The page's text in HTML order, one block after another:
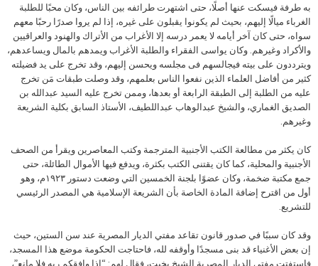
به طرفة فيسكت عنها أصلًا، حتى اشتهرت طرائفه بين الناس، وكان محبًا للطلبة
الغرباء ميالًا إليهم، بحيث لم يكونوا يقبلون على غيره، إذا لم يروا صدرًا رحبًا معهم
سواه، حتى كان آخر أيامه لا يعمر درسه إلا الأغراب من الأتراك والهنود والعراقيين
والأكراد وغيرهم. وكان يواسى الفقراء والطلبة الأغراب ويمدهم بالمال ويساعدهم،
ويترددون على بيته فيجالسهم فى مجلسه ويحسن إليهم، وقد تخرج على يد فضيلته
كثير من أفاضل العلماء الذين نفعوا الناس بعلمهم، وقد وصلت طبقات مَن تخرج
عليه من الطلبة إلى الطبقة الرابعة أو بعدها، وممن تخرج عليه السيد عبدالله بن
الصديق الغماري، والشيخ عبدالوهاب عبداللطيف، الأستاذ السابق بكلية الشريعة
وغيرهم.
كان يكثر من مطالعة الكتب الأجنبية المترجمة وكتب المعاصرين ويقرأ من الصحف
الأجنبية والمحلية، كما كان يقتنى الكتب بكثرة، ويدفع فيها الأموال الطائلة، حتى
جمع مكتبة ضخمة، وكان عضوًا بلجنة الخمسين التي وضعت دستور ١٩٢٣م، وهو
أول من اقترح إضافة المادة الخاصة بأن الشريعة الإسلامية هي المصدر الرئيسي
للتشريع.
وقد كان سببًا في صدور قانون تقاعد مفتي الديار المصرية عند سن الستين، حيث
إن بعض الأغنياء قد بنى مسجدًا وأوقفه لله، فاحتاجت الحكومة موضع هذا المسجد،